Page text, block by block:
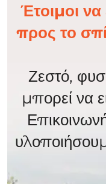
Έτοιμοι να
προς το
Ζεστό,
μπορεί να